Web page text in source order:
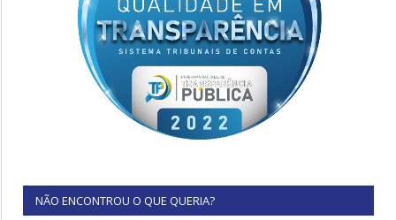
NÃO ENCONTROU O QUE QUERIA?